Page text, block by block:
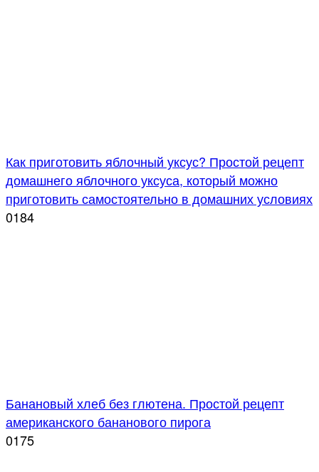
Как приготовить яблочный уксус? Простой рецепт
домашнего яблочного уксуса, который можно
приготовить самостоятельно в домашних условиях
0184
Банановый хлеб без глютена. Простой рецепт
американского бананового пирога
0175